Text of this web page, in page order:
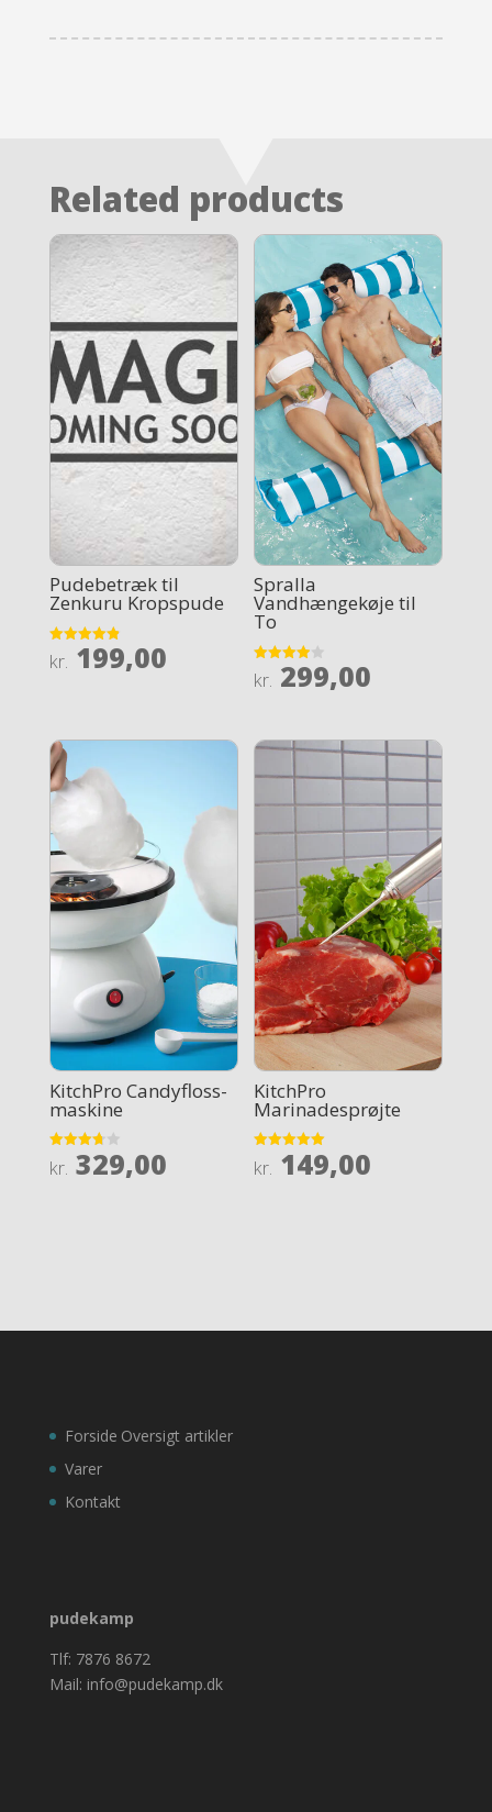
Related products
Pudebetræk til
Zenkuru Kropspude
Rated
4.9
kr. 199,00
Spralla
Vandhængekøje til
To
Rated
3.9
kr. 299,00
KitchPro Candyfloss-
maskine
Rated
3.7
kr. 329,00
KitchPro
Marinadesprøjte
Rated
5
kr. 149,00
Forside
Varer
Kontakt
Oversigt artikler
pudekamp
Tlf: 7876 8672
Mail: info@pudekamp.dk